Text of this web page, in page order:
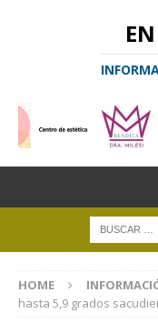
HOME
hasta 5,9 grados